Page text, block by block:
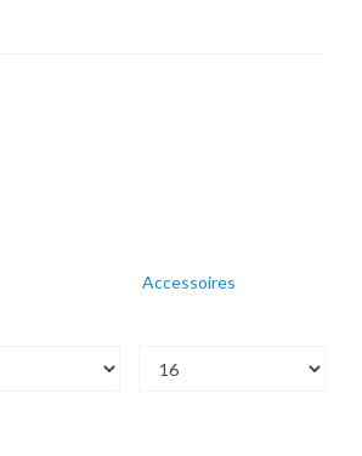
Accessoires